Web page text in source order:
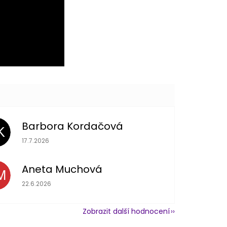
Barbora Kordačová
Hodnocení obchodu je 5 z 5 hvězdiček.
17.7.2026
Aneta Muchová
Hodnocení obchodu je 5 z 5 hvězdiček.
22.6.2026
Zobrazit další hodnocení